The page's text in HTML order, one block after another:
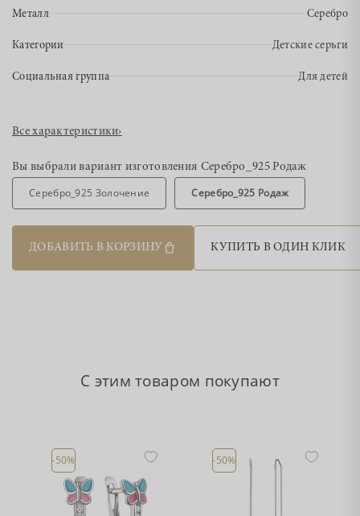
Металл Серебро
Категории Детские серьги
Социальная группа Для детей
Все характеристики›
Вы выбрали вариант изготовления Серебро_925 Родаж
Серебро_925 Золочение Серебро_925 Родаж
ДОБАВИТЬ В КОРЗИНУ КУПИТЬ В ОДИН КЛИК
С этим товаром покупают
-50% -50%